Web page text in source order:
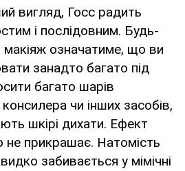
вигляд, Госс радить
і послідовним. Будь-
означатиме, що ви
занадто багато під
багато шарів
чи інших засобів,
шкірі дихати. Ефект
не прикрашає. Натомість
забивається у мімічні